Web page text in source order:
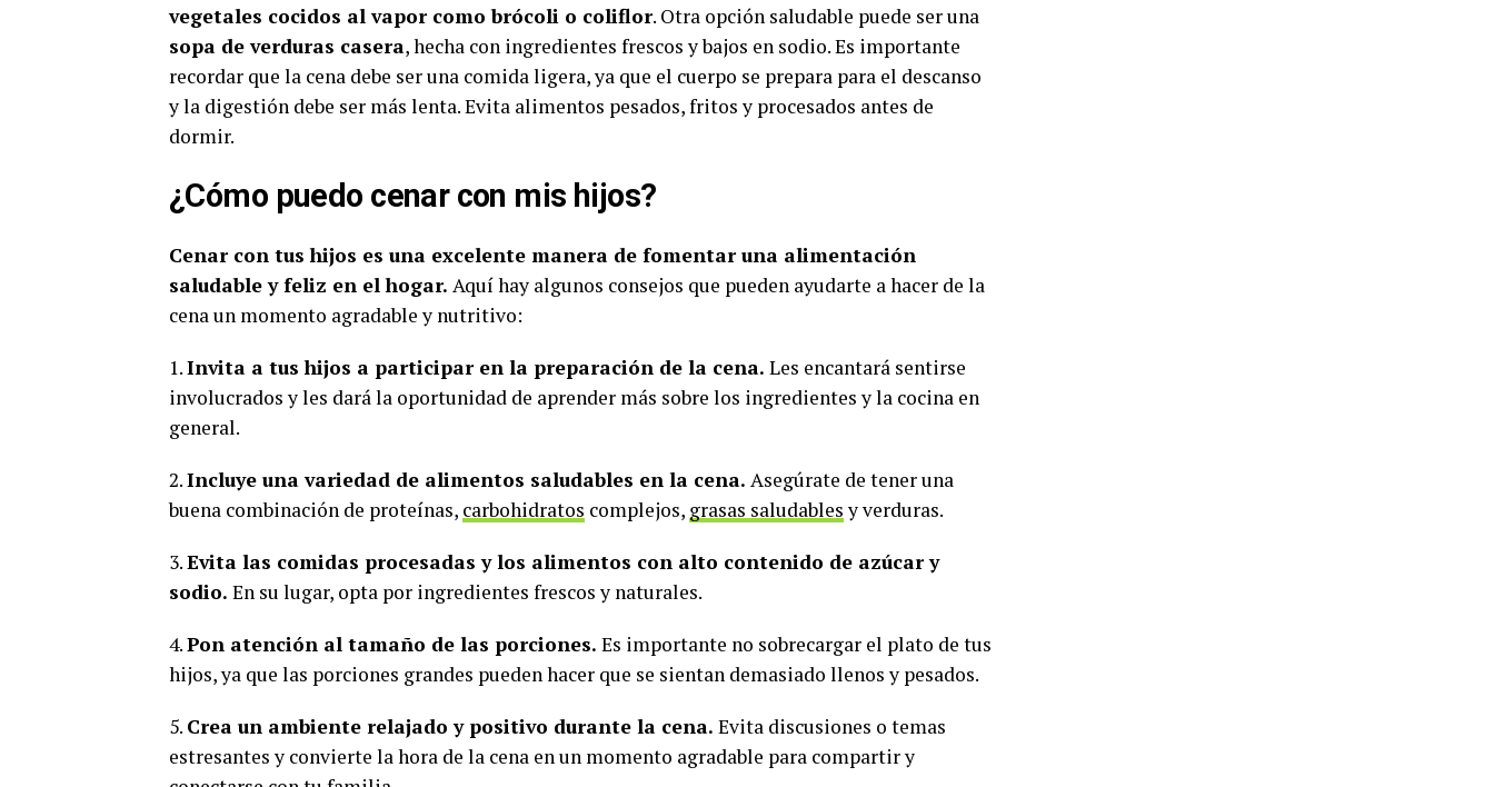
vegetales cocidos al vapor como brócoli o coliflor. Otra opción saludable puede ser una
sopa de verduras casera, hecha con ingredientes frescos y bajos en sodio. Es importante
recordar que la cena debe ser una comida ligera, ya que el cuerpo se prepara para el descanso
y la digestión debe ser más lenta. Evita alimentos pesados, fritos y procesados antes de
dormir.
¿Cómo puedo cenar con mis hijos?
Cenar con tus hijos es una excelente manera de fomentar una alimentación
saludable y feliz en el hogar. Aquí hay algunos consejos que pueden ayudarte a hacer de la
cena un momento agradable y nutritivo:
1.Invita a tus hijos a participar en la preparación de la cena. Les encantará sentirse
involucrados y les dará la oportunidad de aprender más sobre los ingredientes y la cocina en
general.
2.Incluye una variedad de alimentos saludables en la cena. Asegúrate de tener una
buena combinación de proteínas, carbohidratos complejos, grasas saludablesy verduras.
3.Evita las comidas procesadas y los alimentos con alto contenido de azúcar y
sodio. En su lugar, opta por ingredientes frescos y naturales.
4.Pon atención al tamaño de las porciones. Es importante no sobrecargar el plato de tus
hijos, ya que las porciones grandes pueden hacer que se sientan demasiado llenos y pesados.
5. Crea un ambiente relajado y positivo durante la cena. Evita discusiones o temas
estresantes y convierte la hora de la cena en un momento agradable para compartir y